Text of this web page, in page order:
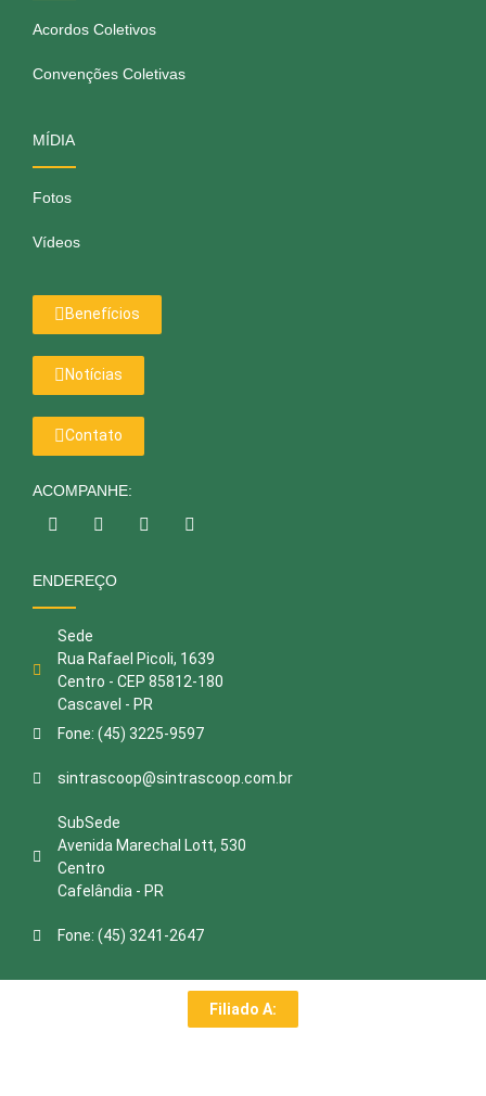
Acordos Coletivos
Convenções Coletivas
MÍDIA
Fotos
Vídeos
Benefícios
Notícias
Contato
ACOMPANHE:
ENDEREÇO
Sede
Rua Rafael Picoli, 1639
Centro - CEP 85812-180
Cascavel - PR
Fone: (45) 3225-9597
sintrascoop@sintrascoop.com.br
SubSede
Avenida Marechal Lott, 530
Centro
Cafelândia - PR
Fone: (45) 3241-2647
Filiado A: